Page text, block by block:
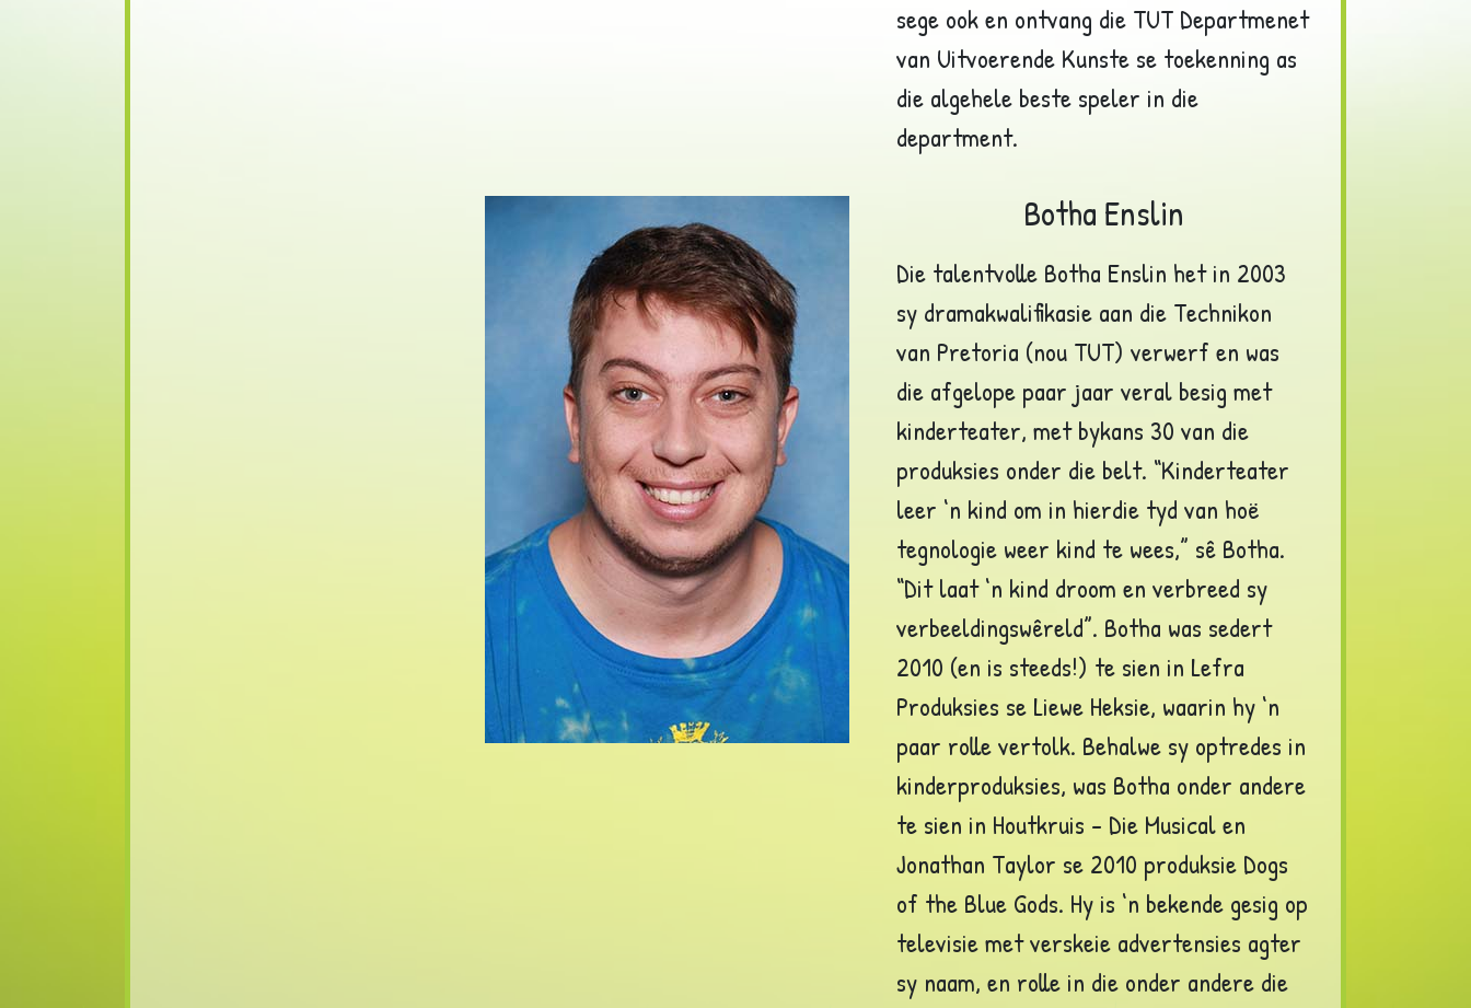
sege ook en ontvang die TUT Departmenet
van Uitvoerende Kunste se toekenning as
die algehele beste speler in die
department.
Botha Enslin
Die talentvolle Botha Enslin het in 2003
sy dramakwalifikasie aan die Technikon
van Pretoria (nou TUT) verwerf en was
die afgelope paar jaar veral besig met
kinderteater, met bykans 30 van die
produksies onder die belt. “Kinderteater
leer ‘n kind om in hierdie tyd van hoë
tegnologie weer kind te wees,” sê Botha.
“Dit laat ‘n kind droom en verbreed sy
verbeeldingswêreld”. Botha was sedert
2010 (en is steeds!) te sien in Lefra
Produksies se Liewe Heksie, waarin hy ‘n
paar rolle vertolk. Behalwe sy optredes in
kinderproduksies, was Botha onder andere
te sien in Houtkruis – Die Musical en
Jonathan Taylor se 2010 produksie Dogs
of the Blue Gods. Hy is ‘n bekende gesig op
televisie met verskeie advertensies agter
sy naam, en rolle in die onder andere die